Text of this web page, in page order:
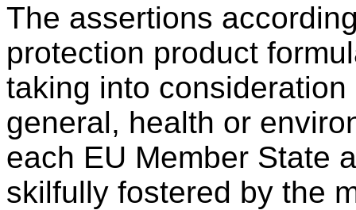
The assertions
protection product
taking into
general, health or
each EU Member State
skilfully fostered by the